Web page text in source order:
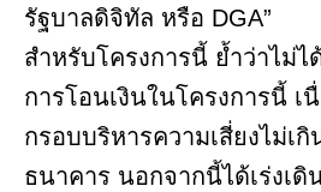
รัฐบาลดิจิทัล หรือ DGA”
สำหรับโครงการนี้ ย้ำว่าไม่ไ
การโอนเงินในโครงการนี้ เ
กรอบบริหารความเสี่ยงไม่เกิ
ธนาคาร นอกจากนี้ได้เร่งเ